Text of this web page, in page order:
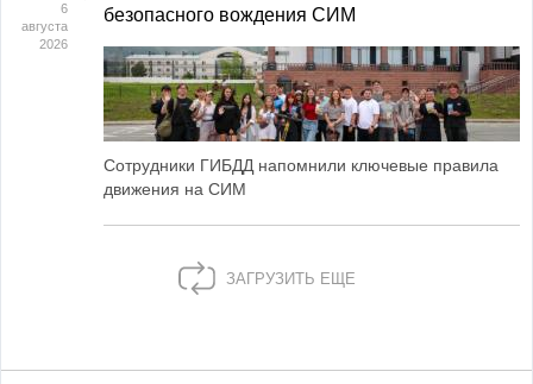
6
августа
2026
безопасного вождения СИМ
Сотрудники ГИБДД напомнили ключевые правила
движения на СИМ
ЗАГРУЗИТЬ ЕЩЕ